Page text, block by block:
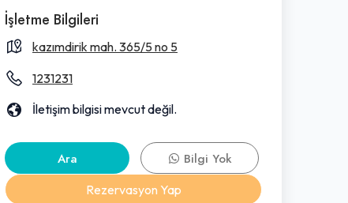
İşletme Bilgileri
kazımdirik mah. 365/5 no 5
1231231
İletişim bilgisi mevcut değil.
Ara
Bilgi Yok
Rezervasyon Yap